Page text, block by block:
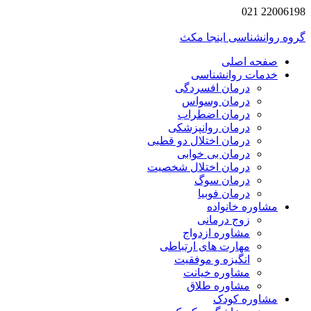
روانشناسی اینجا مکث
صفحه اصلی
خدمات روانشناسی
درمان افسردگی
درمان وسواس
درمان اضطراب
درمان روانپزشکی
درمان اختلال دو قطبی
درمان بی خوابی
درمان اختلال شخصیت
درمان سوگ
درمان فوبیا
مشاوره خانواده
زوج درمانی
مشاوره ازدواج
مهارت های ارتباطی
انگیزه و موفقیت
مشاوره خیانت
مشاوره طلاق
مشاوره کودک